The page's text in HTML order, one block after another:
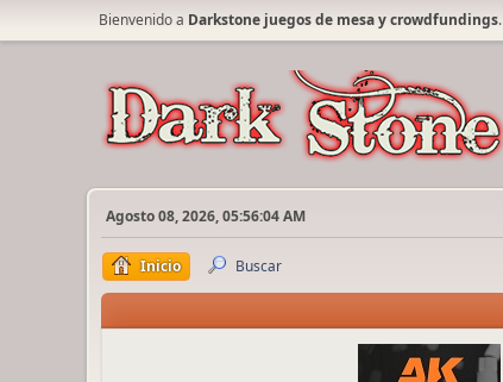
Bienvenido a Darkstone juegos de mesa y crowdfundings.
Agosto 08, 2026, 05:56:04 AM
Inicio Buscar